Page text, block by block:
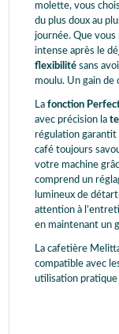
molette, vous
du plus doux au
journée. Que vous
intense après le
flexibilité sans
moulu. Un gain
La fonction
avec précision la
régulation garantit
café toujours
votre machine
comprend un
lumineux de
attention à
en maintenant un
La cafetière
compatible avec
utilisation